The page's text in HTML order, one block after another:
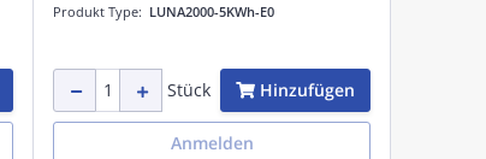
Produkt Type: LUNA2000-5KWh-E0
Stück Hinzufügen
Anmelden